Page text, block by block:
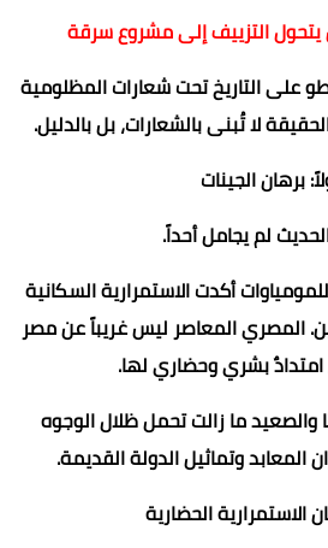
يتحول التزييف إلى مشروع سرقة
على التاريخ تحت شعارات المظلومية
لا تُبنى بالشعارات، بل بالدليل.
برهان الجينات
لم يجامل أحداً.
أكدت الاستمرارية السكانية
المصري المعاصر ليس غريباً عن مصر
امتدادٌ بشري وحضاري لها.
والصعيد ما زالت تحمل ظلال الوجوه
وتماثيل الدولة القديمة.
الاستمرارية الحضارية